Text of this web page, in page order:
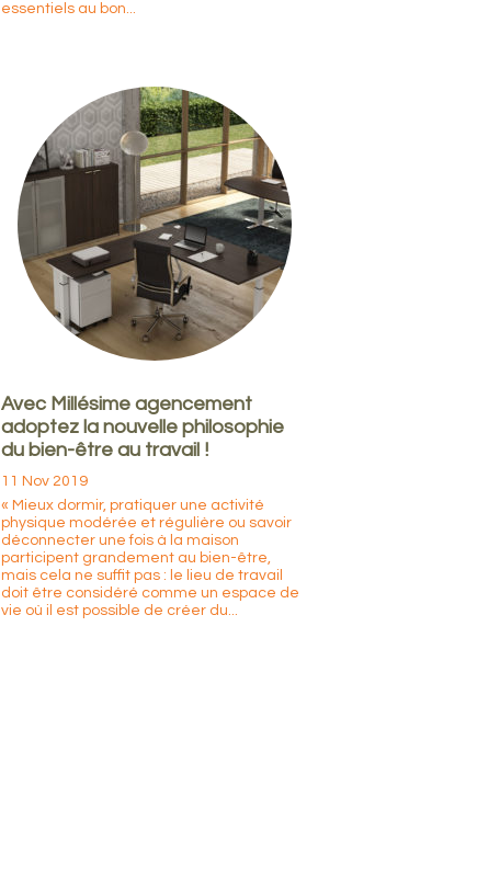
essentiels au bon...
Avec Millésime agencement
adoptez la nouvelle philosophie
du bien-être au travail !
11 Nov 2019
« Mieux dormir, pratiquer une activité
physique modérée et régulière ou savoir
déconnecter une fois à la maison
participent grandement au bien-être,
mais cela ne suffit pas : le lieu de travail
doit être considéré comme un espace de
vie où il est possible de créer du...